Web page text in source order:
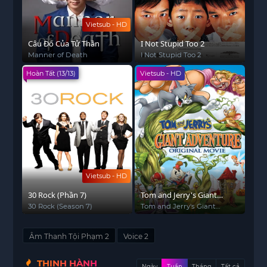
Vietsub - HD
Câu Đố Của Tử Thần
Manner of Death
I Not Stupid Too 2
I Not Stupid Too 2
Vietsub - HD
Hoàn Tất (13/13)
30 Rock (Phần 7)
30 Rock (Season 7)
Vietsub - HD
Tom and Jerry's Giant
Adventure
Tom and Jerry's Giant
Âm Thanh Tội Phạm 2 Voice 2
THỊNH HÀNH